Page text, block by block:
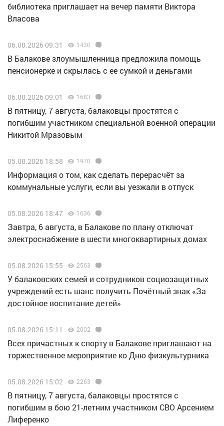
библиотека приглашает на вечер памяти Виктора
Власова
06.08.2026 09:31 1430
В Балакове злоумышленница предложила помощь
пенсионерке и скрылась с ее сумкой и деньгами
06.08.2026 09:01 1683
В пятницу, 7 августа, балаковцы простятся с
погибшим участником специальной военной операции
Никитой Мразовым
05.08.2026 18:58 1970
Информация о том, как сделать перерасчёт за
коммунальные услуги, если вы уезжали в отпуск
05.08.2026 18:47 1636
Завтра, 6 августа, в Балакове по плану отключат
электроснабжение в шести многоквартирных домах
05.08.2026 15:55 2563
У балаковских семей и сотрудников социозащитных
учреждений есть шанс получить Почётный знак «За
достойное воспитание детей»
05.08.2026 15:11 2002
Всех причастных к спорту в Балакове приглашают на
торжественное мероприятие ко Дню физкультурника
05.08.2026 15:02 2263
В пятницу, 7 августа, балаковцы простятся с
погибшим в бою 21-летним участником СВО Арсением
Лиференко